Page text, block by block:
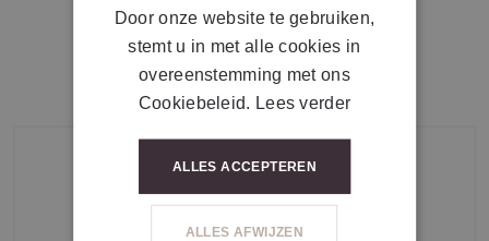
Door onze website te gebruiken,
stemt u in met alle cookies in
overeenstemming met ons
Cookiebeleid.
Lees verder
ALLES ACCEPTEREN
ALLES AFWIJZEN